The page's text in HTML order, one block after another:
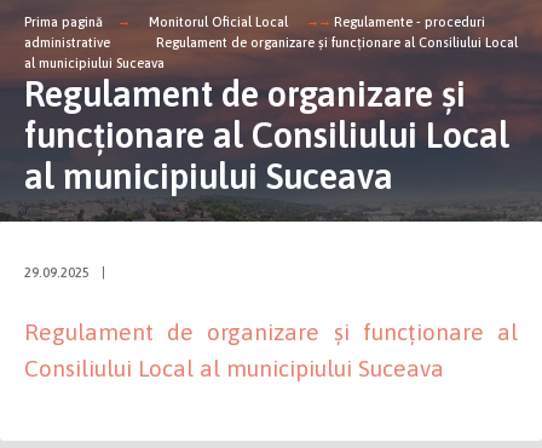
Prima pagină Monitorul Oficial Local
Regulamente - proceduri
administrative
Regulament de organizare şi funcţionare al Consiliului Local
al municipiului Suceava
Regulament de organizare şi
funcţionare al Consiliului Local
al municipiului Suceava
29.09.2025
Regulament de organizare şi funcţionare al
Consiliului Local al municipiului Suceava